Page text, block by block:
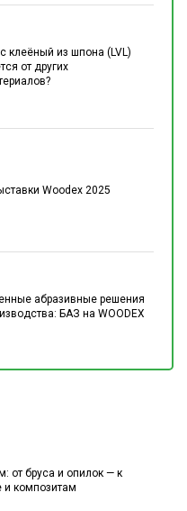
клеёный из шпона (LVL)
от других
Woodex 2025
абразивные решения
БАЗ на WOODEX
от бруса и опилок — к
и композитам